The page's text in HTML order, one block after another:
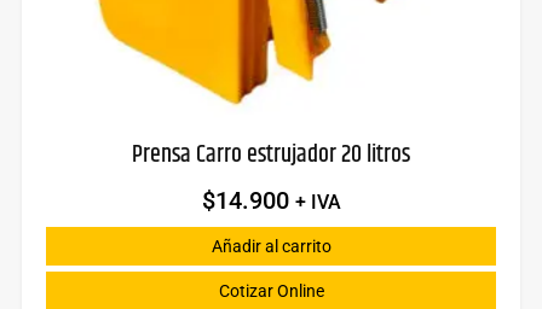
Prensa Carro estrujador 20 litros
$14.900 + IVA
Añadir al carrito
Cotizar Online